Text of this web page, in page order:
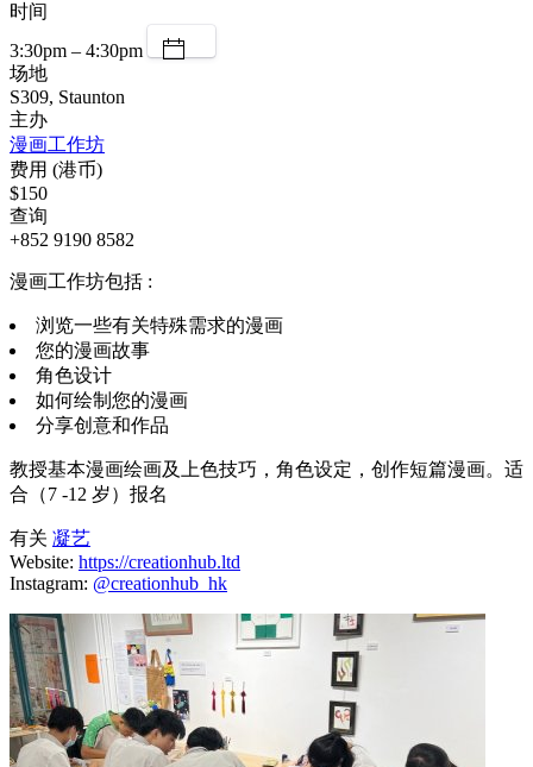
时间
3:30pm – 4:30pm
场地
S309, Staunton
主办
漫画工作坊
费用 (港币)
$150
查询
+852 9190 8582
漫画工作坊包括 :
浏览一些有关特殊需求的漫画
您的漫画故事
角色设计
如何绘制您的漫画
分享创意和作品
教授基本漫画绘画及上色技巧，角色设定，创作短篇漫画。适
合（7 -12 岁）报名
有关 凝艺
Website: https://creationhub.ltd
Instagram: @creationhub_hk